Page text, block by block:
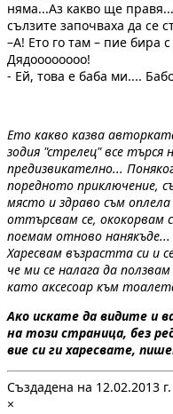
няма...Аз какво ще
сълзите започваха да се
–А! Ето го там – пие бира
Дядоооооооо!
- Ей, това е баба ми....
Ето какво казва
зодия "стрелец" все
предизвикателно...
поредното приключение,
място и здраво съм
оттърсвам се, ококорвам
поемам отново
Харесвам възрастта си и
че ми се налага да
като аксесоар към
Ако искате да видите и
на този страница, без
вие си ги харесвате,
Създадена на 12.02.2013 г.
×